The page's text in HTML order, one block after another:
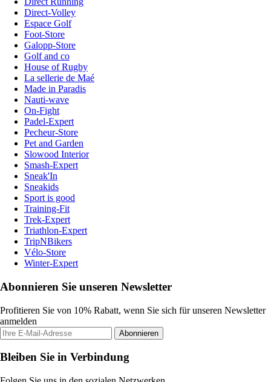
Direct-Volley
Espace Golf
Foot-Store
Galopp-Store
Golf and co
House of Rugby
La sellerie de Maé
Made in Paradis
Nauti-wave
On-Fight
Padel-Expert
Pecheur-Store
Pet and Garden
Slowood Interior
Smash-Expert
Sneak'In
Sneakids
Sport is good
Training-Fit
Trek-Expert
Triathlon-Expert
TripNBikers
Vélo-Store
Winter-Expert
Abonnieren Sie unseren Newsletter
Profitieren Sie von 10% Rabatt, wenn Sie sich für unseren Newsletter
anmelden
Abonnieren
Bleiben Sie in Verbindung